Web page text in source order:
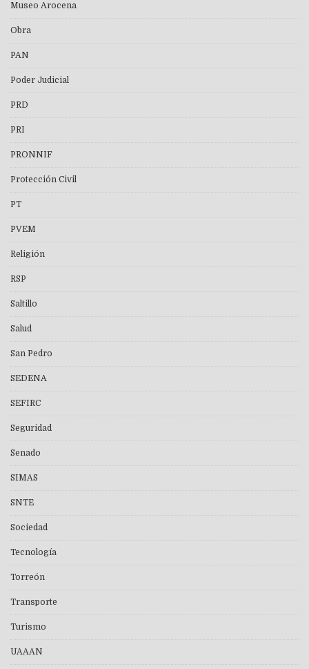
Museo Arocena
Obra
PAN
Poder Judicial
PRD
PRI
PRONNIF
Protección Civil
PT
PVEM
Religión
RSP
Saltillo
Salud
San Pedro
SEDENA
SEFIRC
Seguridad
Senado
SIMAS
SNTE
Sociedad
Tecnología
Torreón
Transporte
Turismo
UAAAN